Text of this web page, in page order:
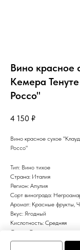
Вино красное
Кемера
Россо"
4 150 ₽
Вино красное сухое
Россо"
Тип: Вино тихое
Страна: Италия
Регион: Апулия
Сорт винограда:
Аромат: Красные фрукты,
Вкус: Ягодный
Кислотность: Средняя
Сахар: Сухое
Цвет: Красное